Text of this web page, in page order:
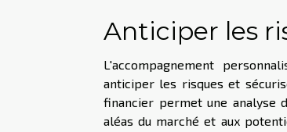
Anticiper les
L'accompagnement
anticiper les risques et
financier permet une analyse
aléas du marché et aux